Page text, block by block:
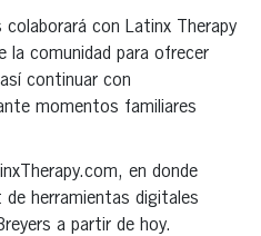
colaborará con Latinx Therapy
comunidad para ofrecer
continuar con
momentos familiares
en donde
herramientas digitales
a partir de hoy.